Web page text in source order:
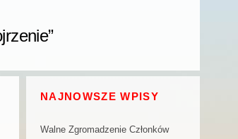
NAJNOWSZE WPISY
Walne Zgromadzenie Członków